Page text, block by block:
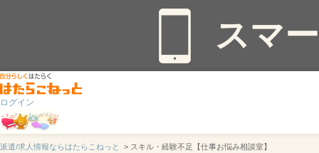
スマ
ログイン
派遣/求人情報ならはたらこねっと > スキル・経験不足【仕事お悩み相談室】